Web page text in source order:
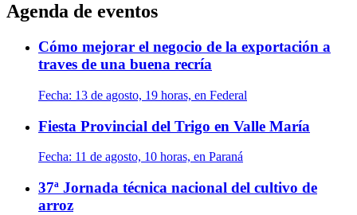
Agenda de eventos
Cómo mejorar el negocio de la exportación a
traves de una buena recría
Fecha: 13 de agosto, 19 horas, en Federal
Fiesta Provincial del Trigo en Valle María
Fecha: 11 de agosto, 10 horas, en Paraná
37ª Jornada técnica nacional del cultivo de
arroz